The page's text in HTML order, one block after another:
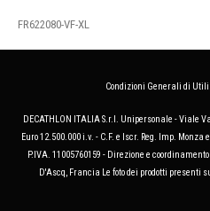
FR622080-VF-XL
Condizioni Generali di
DECATHLON ITALIA S.r.l. Unipersonale - Viale
Euro 12.500.000 i.v. - C.F. e Iscr. Reg. Imp. Monza
P.IVA. 11005760159 - Direzione e
D'Ascq, Francia Le foto dei prodotti